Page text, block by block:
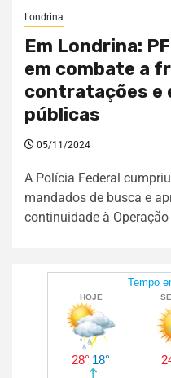
Londrina
Em Londrina:
em combate a
contratações e
públicas
05/11/2024
A Polícia Federal
mandados de busca e
continuidade à Operação